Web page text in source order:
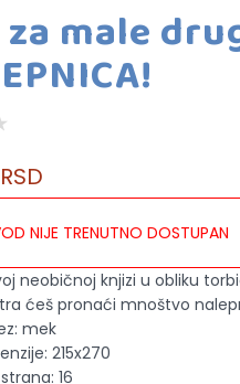
male
NIJE TRENUTNO DOSTUPAN
neobičnoj knjizi u obliku
ćeš pronaći mnoštvo
mek
215x270
16